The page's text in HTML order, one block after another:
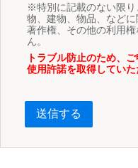
※特別に記載のない限り
物、建物、物品、などに
著作権、その他の利用
ん。
トラブル防止のため、
使用許諾を取得していた
送信する